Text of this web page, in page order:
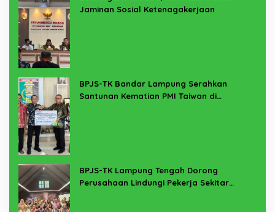
Jaminan Sosial Ketenagakerjaan
BPJS-TK Bandar Lampung Serahkan
Santunan Kematian PMI Taiwan di
BPJS-TK Lampung Tengah Dorong
Perusahaan Lindungi Pekerja Sekitar